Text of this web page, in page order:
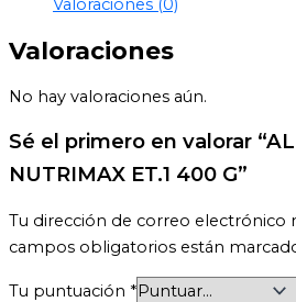
Valoraciones (0)
Valoraciones
No hay valoraciones aún.
Sé el primero en valorar
NUTRIMAX ET.1 400 G”
Tu dirección de correo electrónico
campos obligatorios están
Tu puntuación *